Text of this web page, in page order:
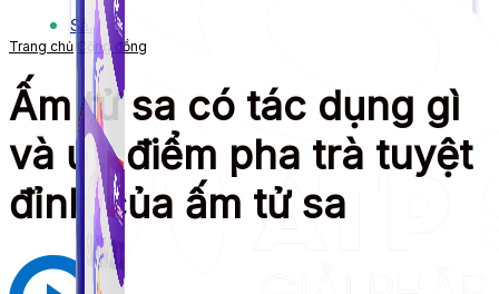
Sản Phẩm
Trang chủ Cộng đồng
Ấm tử sa có tác dụng gì
và ưu điểm pha trà tuyệt
đỉnh của ấm tử sa